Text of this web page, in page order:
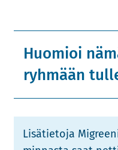
Huomioi
ryhmään
Li­sä­tie­to­ja